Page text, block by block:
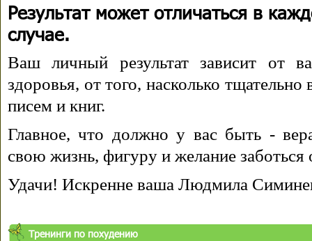
Результат может отличаться в
случае.
Ваш личный результат зависит от
здоровья, от того, насколько
писем и книг.
Главное, что должно у вас быть -
свою жизнь, фигуру и желание заботься
Удачи! Искренне ваша Людмила
Тренинги по похудению